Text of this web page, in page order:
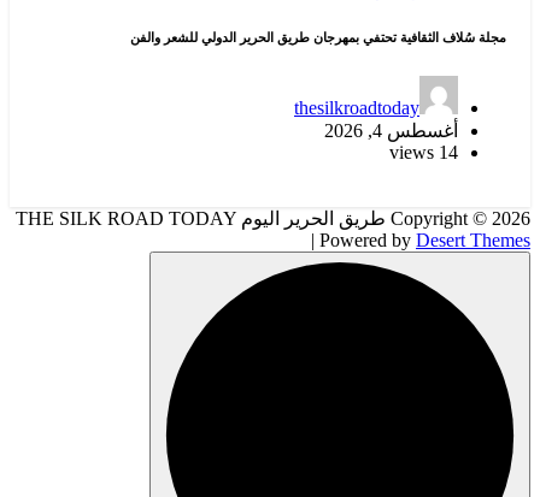
مجلة سُلاف الثقافية تحتفي بمهرجان طريق الحرير الدولي للشعر والفن
thesilkroadtoday
أغسطس 4, 2026
14 views
Copyright © 2026 طريق الحرير اليوم THE SILK ROAD TODAY
| Powered by Desert Themes